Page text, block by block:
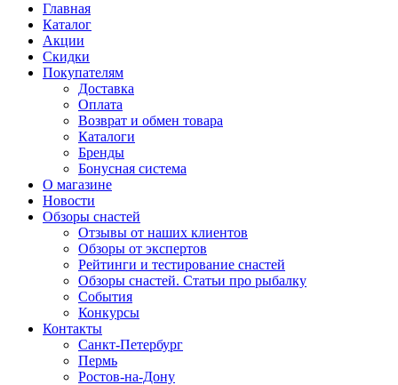
Главная
Каталог
Акции
Скидки
Покупателям
Доставка
Оплата
Возврат и обмен товара
Каталоги
Бренды
Бонусная система
О магазине
Новости
Обзоры снастей
Отзывы от наших клиентов
Обзоры от экспертов
Рейтинги и тестирование снастей
Обзоры снастей. Статьи про рыбалку
События
Конкурсы
Контакты
Санкт-Петербург
Пермь
Ростов-на-Дону